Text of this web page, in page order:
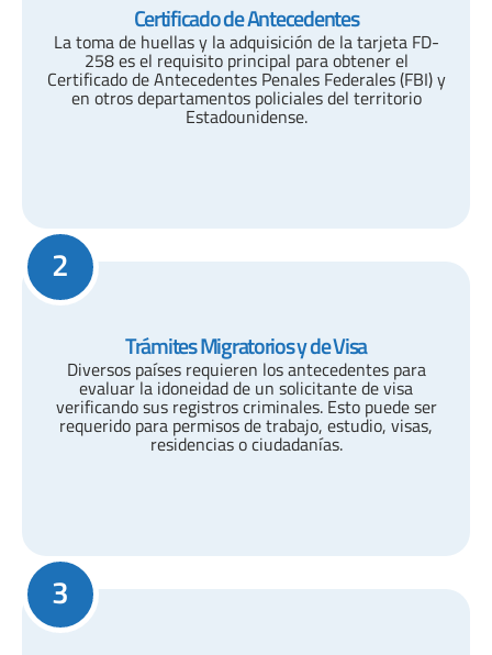
Certificado de Antecedentes
La toma de huellas y la adquisición de la tarjeta FD-
258 es el requisito principal para obtener el
Certificado de Antecedentes Penales Federales (FBI) y
en otros departamentos policiales del territorio
Estadounidense.
2
Trámites Migratorios y de Visa
Diversos países requieren los antecedentes para
evaluar la idoneidad de un solicitante de visa
verificando sus registros criminales. Esto puede ser
requerido para permisos de trabajo, estudio, visas,
residencias o ciudadanías.
3